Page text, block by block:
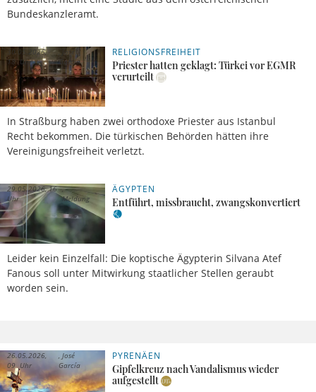
Bundeskanzleramt.
RELIGIONSFREIHEIT
Priester hatten geklagt: Türkei vor EGMR
verurteilt
In Straßburg haben zwei orthodoxe Priester aus Istanbul
Recht bekommen. Die türkischen Behörden hätten ihre
Vereinigungsfreiheit verletzt.
30.05.2026,
18 Uhr
José
García
ÄGYPTEN
Entführt, missbraucht, zwangskonvertiert
Leider kein Einzelfall: Die koptische Ägypterin Silvana Atef
Fanous soll unter Mitwirkung staatlicher Stellen geraubt
worden sein.
29.05.2026, 16
Uhr
Meldung
PYRENÄEN
Gipfelkreuz nach Vandalismus wieder
aufgestellt
26.05.2026,
09 Uhr
José
García